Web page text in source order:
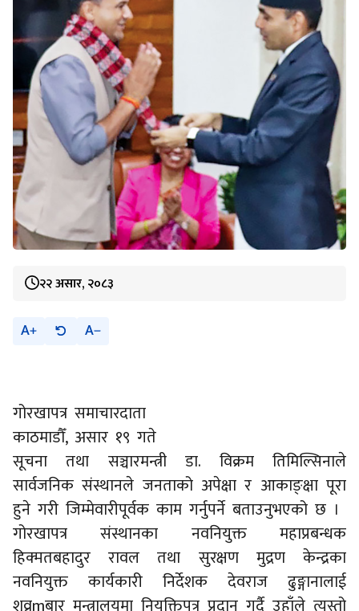
२२ असार, २०८३
A A
गोरखापत्र समाचारदाता
काठमाडौँ, असार १९ गते
सूचना तथा सञ्चारमन्त्री डा. विक्रम तिमिल्सिनाले
सार्वजनिक संस्थानले जनताको अपेक्षा र आकाङ्क्षा पूरा
हुने गरी जिम्मेवारीपूर्वक काम गर्नुपर्ने बताउनुभएको छ ।
गोरखापत्र संस्थानका नवनियुक्त महाप्रबन्धक
हिक्मतबहादुर रावल तथा सुरक्षण मुद्रण केन्द्रका
नवनियुक्त कार्यकारी निर्देशक देवराज ढुङ्गानालाई